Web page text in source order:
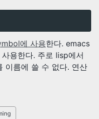
에 사용한다. emacs
사용한다. 주로 lisp에서
이름에 쓸 수 없다. 연산